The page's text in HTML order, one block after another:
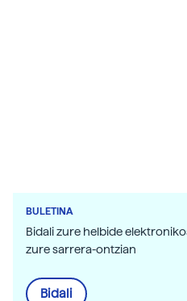
BULETINA
Bidali zure helbide
zure sarrera-ontzian
Bidali